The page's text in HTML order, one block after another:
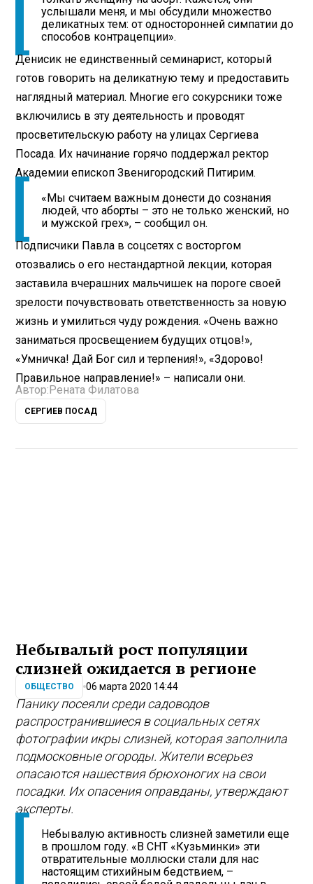
услышали меня, и мы обсудили множество
деликатных тем: от односторонней симпатии до
способов контрацепции».
Денисик не единственный семинарист, который
готов говорить на деликатную тему и предоставить
наглядный материал. Многие его сокурсники тоже
включились в эту деятельность и проводят
просветительскую работу на улицах Сергиева
Посада. Их начинание горячо поддержал ректор
Академии епископ Звенигородский Питирим.
«Мы считаем важным донести до сознания
людей, что аборты – это не только женский, но
и мужской грех», – сообщил он.
Подписчики Павла в соцсетях с восторгом
отозвались о его нестандартной лекции, которая
заставила вчерашних мальчишек на пороге своей
зрелости почувствовать ответственность за новую
жизнь и умилиться чуду рождения. «Очень важно
заниматься просвещением будущих отцов!»,
«Умничка! Дай Бог сил и терпения!», «Здорово!
Правильное направление!» – написали они.
Автор:Рената Филатова
СЕРГИЕВ ПОСАД
Небывалый рост популяции
слизней ожидается в регионе
ОБЩЕСТВО 06 марта 2020 14:44
Панику посеяли среди садоводов
распространившиеся в социальных сетях
фотографии икры слизней, которая заполнила
подмосковные огороды. Жители всерьез
опасаются нашествия брюхоногих на свои
посадки. Их опасения оправданы, утверждают
эксперты.
Небывалую активность слизней заметили еще
в прошлом году. «В СНТ «Кузьминки» эти
отвратительные моллюски стали для нас
настоящим стихийным бедствием, –